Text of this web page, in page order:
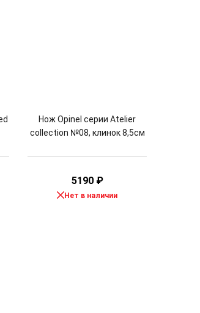
Нож Opinel серии Atelier
collection №08, клинок 8,5см
5190 ₽
Нет в наличии